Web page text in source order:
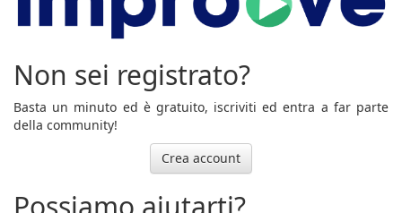
Non sei registrato?
Basta un minuto ed è gratuito, iscriviti ed entra a far parte
della community!
Crea account